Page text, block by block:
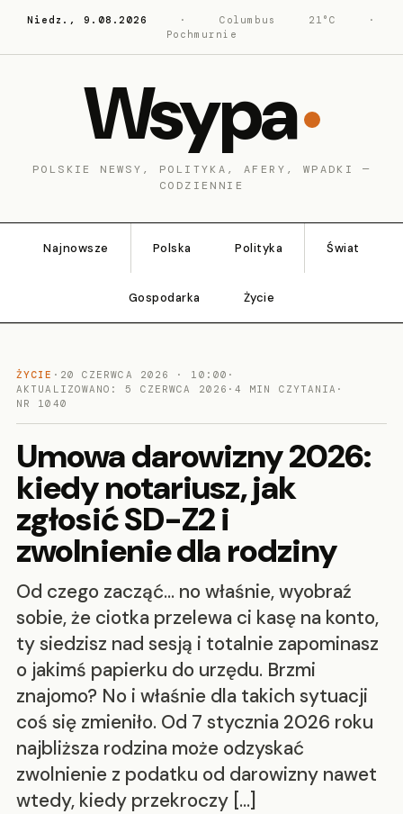
Niedz., 9.08.2026 · Columbus 21°C
·
Pochmurnie
Wsypa
POLSKIE NEWSY, POLITYKA, AFERY, WPADKI —
CODZIENNIE
Najnowsze Polska Polityka Świat
Gospodarka Życie
ŻYCIE · 20 CZERWCA 2026 · 10:00 ·
AKTUALIZOWANO: 5 CZERWCA 2026 ·4 MIN CZYTANIA ·
NR 1040
Umowa darowizny 2026:
kiedy notariusz, jak
zgłosić SD-Z2 i
zwolnienie dla rodziny
Od czego zacząć… no właśnie, wyobraź
sobie, że ciotka przelewa ci kasę na konto,
ty siedzisz nad sesją i totalnie zapominasz
o jakimś papierku do urzędu. Brzmi
znajomo? No i właśnie dla takich sytuacji
coś się zmieniło. Od 7 stycznia 2026 roku
najbliższa rodzina może odzyskać
zwolnienie z podatku od darowizny nawet
wtedy, kiedy przekroczy […]